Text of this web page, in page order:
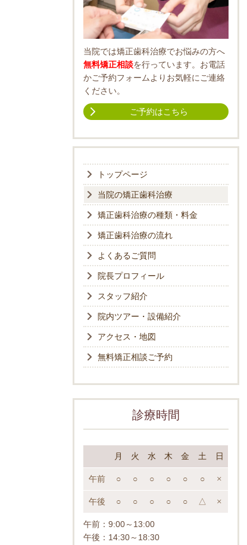
当院では矯正歯科治療でお悩みの方へ
無料矯正相談を行っています。お電話
かご予約フォームよりお気軽にご連絡
ください。
ご予約はこちら
トップページ
当院の矯正歯科治療
矯正歯科治療の種類・料金
矯正歯科治療の流れ
よくあるご質問
院長プロフィール
スタッフ紹介
院内ツアー・設備紹介
アクセス・地図
無料矯正相談ご予約
診療時間
月 火 水 木 金 土 日
午前 ○ ○ ○ ○ ○ ○ ×
午後 ○ ○ ○ ○ ○ △ ×
午前： 9:00～13:00
午後： 14:30～18:30